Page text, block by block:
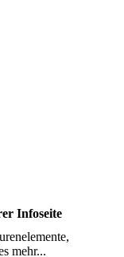
Infoseite
mehr...